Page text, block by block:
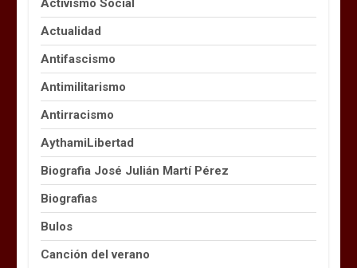
Activismo Social
Actualidad
Antifascismo
Antimilitarismo
Antirracismo
AythamiLibertad
Biografia José Julián Martí Pérez
Biografias
Bulos
Canción del verano